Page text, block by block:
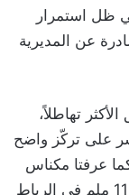
ظل استمرار
عن المديرية
تهاطلاً،
بـ27 ملم، في مؤشر على تركّز واضح
عرفتا مكناس
وسيدي سليمان 14 ملم لكل منهما، مقابل 11 ملم في الرباط